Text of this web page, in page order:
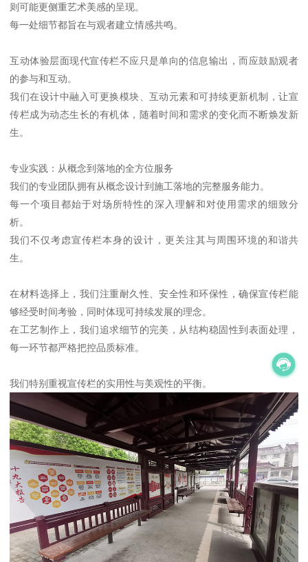
则可能更侧重艺术美感的呈现。
每一处细节都旨在与观者建立情感共鸣。
互动体验层面现代宣传栏不应只是单向的信息输出，而应鼓励观者
的参与和互动。
我们在设计中融入可更换模块、互动元素和可持续更新机制，让宣
传栏成为动态生长的有机体，随着时间和需求的变化而不断焕发新
生。
专业实践：从概念到落地的全方位服务
我们的专业团队拥有从概念设计到施工落地的完整服务能力。
每一个项目都始于对场所特性的深入理解和对使用需求的细致分
析。
我们不仅考虑宣传栏本身的设计，更关注其与周围环境的和谐共
生。
在材料选择上，我们注重耐久性、安全性和环保性，确保宣传栏能
够经受时间考验，同时体现可持续发展的理念。
在工艺制作上，我们追求细节的完美，从结构稳固性到表面处理，
每一环节都严格把控品质标准。
我们特别重视宣传栏的实用性与美观性的平衡。